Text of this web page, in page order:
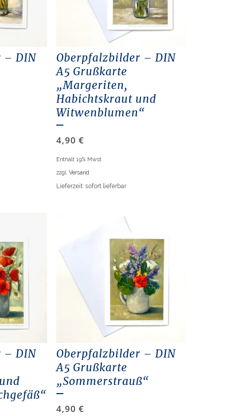
– DIN
Oberpfalzbilder – DIN
A5 Grußkarte
„Margeriten,
Habichtskraut und
Witwenblumen“
4,90 €
Enthält 19% Mwst
zzgl. Versand
Lieferzeit: sofort lieferbar
– DIN
Oberpfalzbilder – DIN
A5 Grußkarte
„Sommerstrauß“
4,90 €